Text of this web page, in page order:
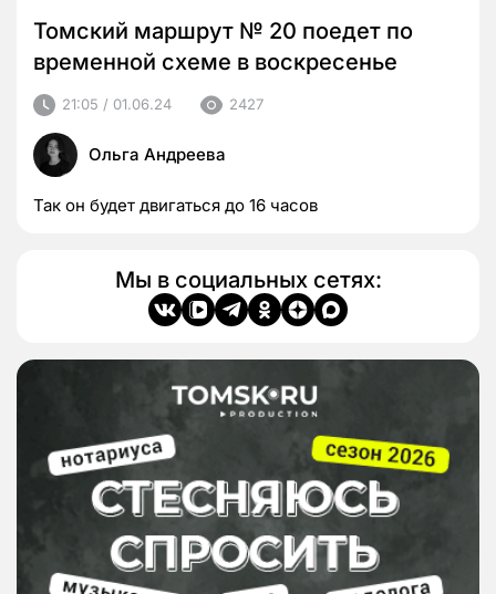
Томский маршрут № 20 поедет по
временной схеме в воскресенье
21:05 / 01.06.24 2427
Ольга Андреева
Так он будет двигаться до 16 часов
Мы в социальных сетях: